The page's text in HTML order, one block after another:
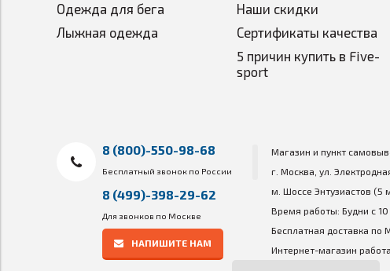
Одежда для бега
Лыжная одежда
Наши скидки
Сертификаты качества
5 причин купить в Five-
sport
8 (800)-550-98-68
Бесплатный звонок по России
8 (499)-398-29-62
Для звонков по Москве
НАПИШИТЕ НАМ
Магазин и пункт
г. Москва, ул.
м. Шоссе Энтузиастов (5
Время работы: Будни с
Бесплатная доставка по
Интернет-магазин